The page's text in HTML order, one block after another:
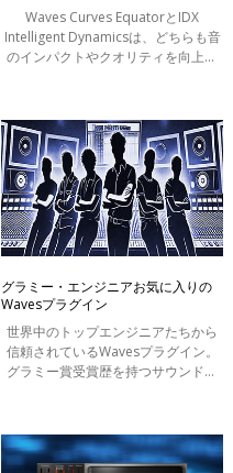
Waves Curves EquatorとIDX
Intelligent Dynamicsは、どちらも音
のインパクトやクオリティを向上さ
ように機能するのか、どんな場面
で、なぜ両方を
グラミー・エンジニアお気に入りの
Wavesプラグイン
世界中のトップエンジニアたちから
信頼されているWavesプラグイン。
グラミー賞受賞歴を持つサウンドエ
を生み出してきました。 本記事では
彼らが